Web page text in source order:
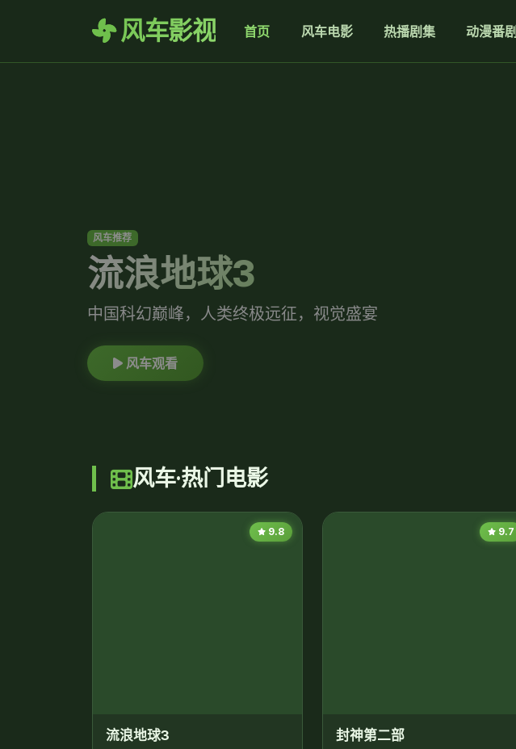
风车影视 首页 风车电影 热播剧集 动漫番剧
风车推荐
流浪地球3
中国科幻巅峰，人类终极远征，视觉盛宴
风车观看
风车·热门电影
9.8
流浪地球3
9.7